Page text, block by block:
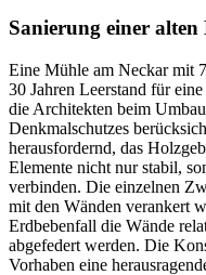
Sanierung einer alten
Eine Mühle am Neckar mit
30 Jahren Leerstand für
die Architekten beim
Denkmalschutzes
herausfordernd, das
Elemente nicht nur stabil,
verbinden. Die einzelnen
mit den Wänden verankert
Erdbebenfall die Wände
abgefedert werden. Die
Vorhaben eine